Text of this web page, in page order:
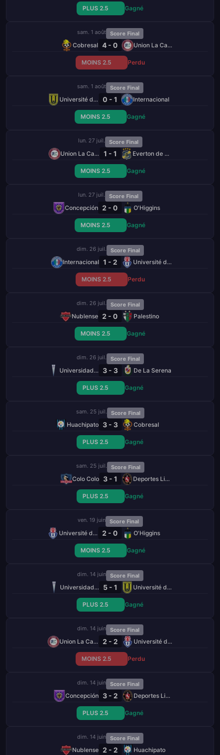
PLUS 2.5 Gagné
sam. 1 août Score Final
Cobresal 4 - 0 Union La Calera
MOINS 2.5 Perdu
sam. 1 août Score Final
Université de Concepción 0 - 1 Internacional
MOINS 2.5 Gagné
lun. 27 juil. Score Final
Union La Calera 1 - 1 Everton de Vina
MOINS 2.5 Gagné
lun. 27 juil. Score Final
Concepción 2 - 0 O'Higgins
MOINS 2.5 Gagné
dim. 26 juil. Score Final
Internacional 1 - 2 Université de Chile
MOINS 2.5 Perdu
dim. 26 juil. Score Final
Nublense 2 - 0 Palestino
MOINS 2.5 Gagné
dim. 26 juil. Score Final
Universidad Católica 3 - 3 De La Serena
PLUS 2.5 Gagné
sam. 25 juil. Score Final
Huachipato 3 - 3 Cobresal
PLUS 2.5 Gagné
sam. 25 juil. Score Final
Colo Colo 3 - 1 Deportes Limache
PLUS 2.5 Gagné
ven. 19 juin Score Final
Université de Chile 2 - 0 O'Higgins
MOINS 2.5 Gagné
dim. 14 juin Score Final
Universidad Católica 5 - 1 Université de Concepción
PLUS 2.5 Gagné
dim. 14 juin Score Final
Union La Calera 2 - 2 Université de Chile
MOINS 2.5 Perdu
dim. 14 juin Score Final
Concepción 3 - 2 Deportes Limache
PLUS 2.5 Gagné
dim. 14 juin Score Final
Nublense 2 - 2 Huachipato